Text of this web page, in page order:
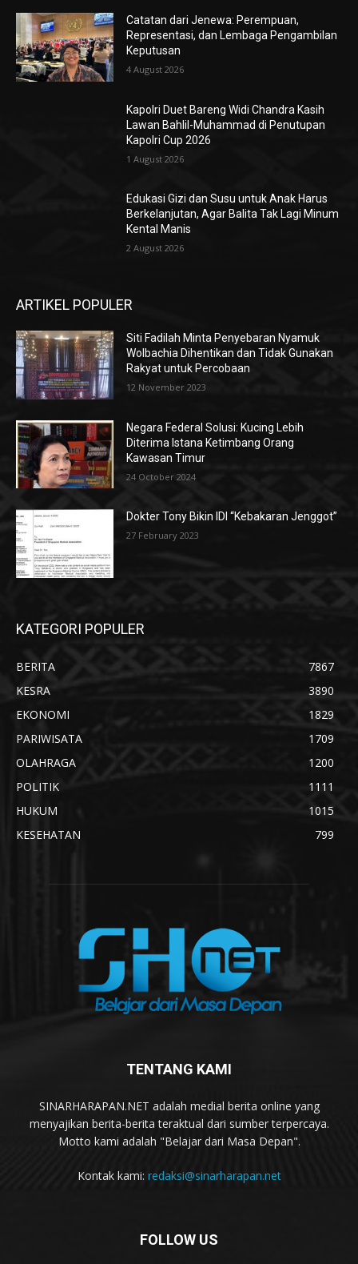
Catatan dari Jenewa: Perempuan,
Representasi, dan Lembaga Pengambilan
Keputusan
4 August 2026
Kapolri Duet Bareng Widi Chandra Kasih
Lawan Bahlil-Muhammad di Penutupan
Kapolri Cup 2026
1 August 2026
Edukasi Gizi dan Susu untuk Anak Harus
Berkelanjutan, Agar Balita Tak Lagi Minum
Kental Manis
2 August 2026
ARTIKEL POPULER
Siti Fadilah Minta Penyebaran Nyamuk
Wolbachia Dihentikan dan Tidak Gunakan
Rakyat untuk Percobaan
12 November 2023
Negara Federal Solusi: Kucing Lebih
Diterima Istana Ketimbang Orang
Kawasan Timur
24 October 2024
Dokter Tony Bikin IDI “Kebakaran Jenggot”
27 February 2023
KATEGORI POPULER
BERITA
7867
KESRA
3890
EKONOMI
1829
PARIWISATA
1709
OLAHRAGA
1200
POLITIK
1111
HUKUM
1015
KESEHATAN
799
TENTANG KAMI
SINARHARAPAN.NET adalah medial berita online yang
menyajikan berita-berita teraktual dari sumber terpercaya.
Motto kami adalah "Belajar dari Masa Depan".
Kontak kami: redaksi@sinarharapan.net
FOLLOW US